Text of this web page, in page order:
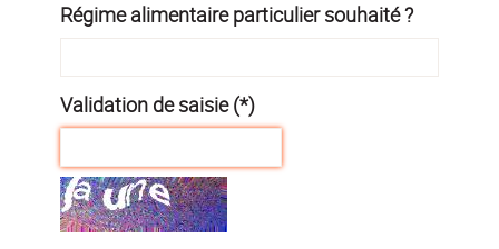
Régime alimentaire particulier souhaité ?
Validation de saisie (*)